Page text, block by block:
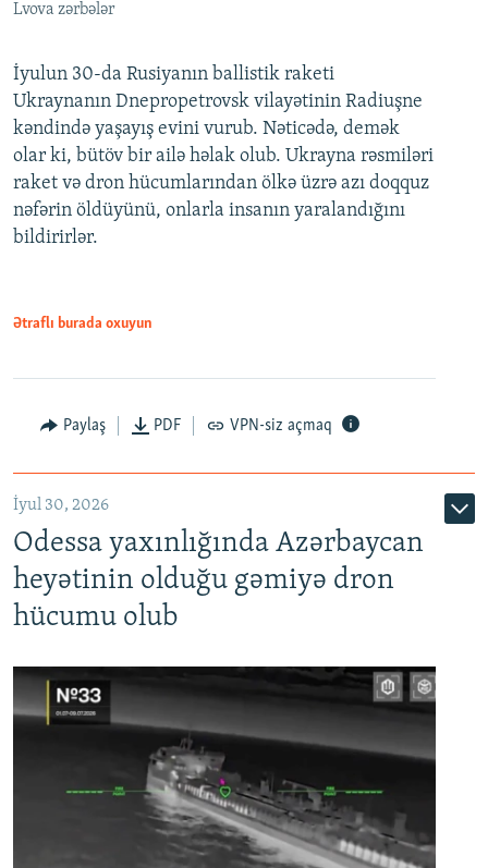
Lvova zərbələr
İyulun 30-da Rusiyanın ballistik raketi
Ukraynanın Dnepropetrovsk vilayətinin Radiuşne
kəndində yaşayış evini vurub. Nəticədə, demək
olar ki, bütöv bir ailə həlak olub. Ukrayna rəsmiləri
raket və dron hücumlarından ölkə üzrə azı doqquz
nəfərin öldüyünü, onlarla insanın yaralandığını
bildirirlər.
Ətraflı burada oxuyun
Paylaş PDF VPN-siz açmaq
İyul 30, 2026
Odessa yaxınlığında Azərbaycan
heyətinin olduğu gəmiyə dron
hücumu olub